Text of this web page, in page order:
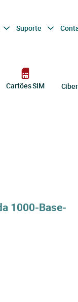
Suporte
Cartões SIM
1000-Base-